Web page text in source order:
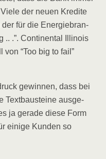
der neu­en Kre­di­te
für die Ener­gie­bran­
.. .”. Con­ti­nen­tal Illi­nois
“Too big to fail”
gewin­nen, dass bei
Text­bau­stei­ne aus­ge­
ja gera­de die­se Form
eini­ge Kun­den so